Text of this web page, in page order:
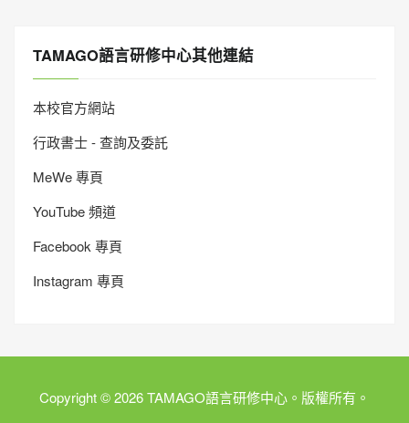
TAMAGO語言研修中心其他連結
本校官方網站
行政書士 - 查詢及委託
MeWe 專頁
YouTube 頻道
Facebook 專頁
Instagram 專頁
Copyright © 2026 TAMAGO語言研修中心。版權所有。